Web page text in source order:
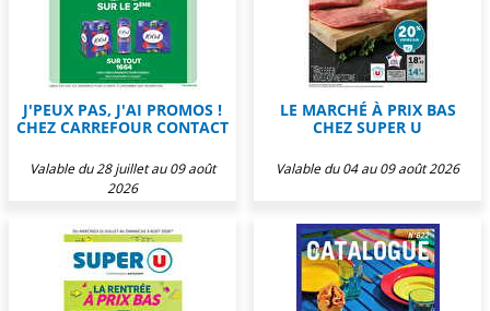
J'PEUX PAS, J'AI PROMOS !
CHEZ CARREFOUR CONTACT
Valable du 28 juillet au 09 août
2026
LE MARCHÉ À PRIX BAS
CHEZ SUPER U
Valable du 04 au 09 août 2026